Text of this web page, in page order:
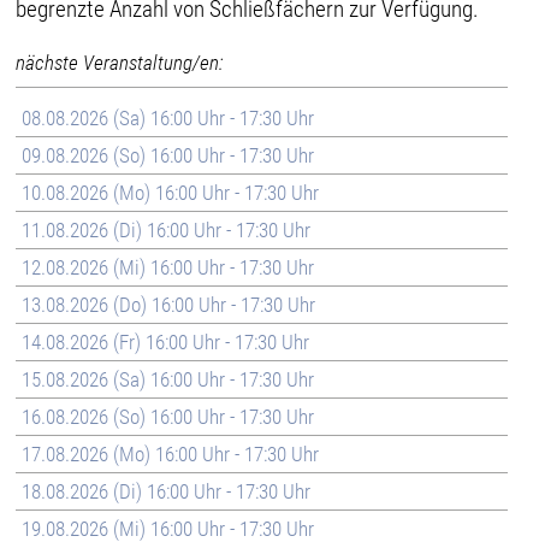
begrenzte Anzahl von Schließfächern zur Verfügung.
nächste Veranstaltung/en:
08.08.2026 (Sa) 16:00 Uhr - 17:30 Uhr
09.08.2026 (So) 16:00 Uhr - 17:30 Uhr
10.08.2026 (Mo) 16:00 Uhr - 17:30 Uhr
11.08.2026 (Di) 16:00 Uhr - 17:30 Uhr
12.08.2026 (Mi) 16:00 Uhr - 17:30 Uhr
13.08.2026 (Do) 16:00 Uhr - 17:30 Uhr
14.08.2026 (Fr) 16:00 Uhr - 17:30 Uhr
15.08.2026 (Sa) 16:00 Uhr - 17:30 Uhr
16.08.2026 (So) 16:00 Uhr - 17:30 Uhr
17.08.2026 (Mo) 16:00 Uhr - 17:30 Uhr
18.08.2026 (Di) 16:00 Uhr - 17:30 Uhr
19.08.2026 (Mi) 16:00 Uhr - 17:30 Uhr